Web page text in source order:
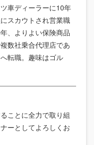
車ディーラーに10年
スカウトされ営業職
、よりよい保険商品
数社乗合代理店であ
転職。趣味はゴル
ことに全力で取り組
ーとしてよろしくお